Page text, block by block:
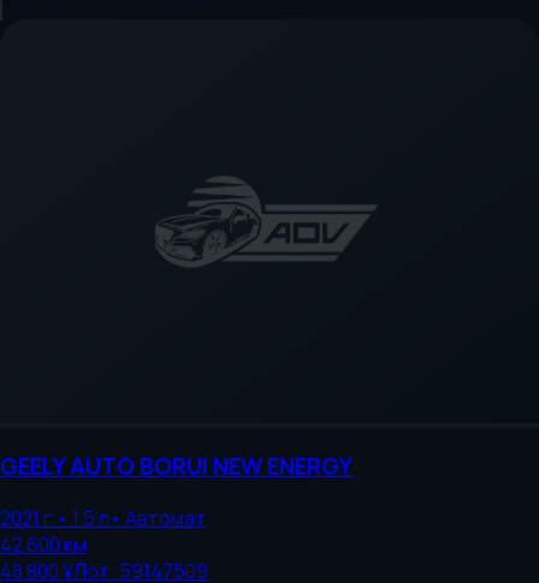
GEELY AUTO BORUI NEW ENERGY
2021 г.• 1.5л• Автомат
42 600км
48 800 ¥Лот: 59147509